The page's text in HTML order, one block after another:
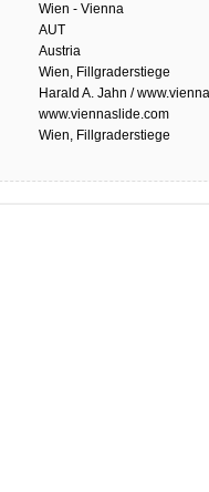
Wien - Vienna
AUT
Austria
Wien, Fillgraderstiege
Harald A. Jahn /
www.viennaslide.com
Wien, Fillgraderstiege